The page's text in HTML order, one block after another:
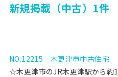
新規掲載（中古）1件
NO.12215 木更津市中古住宅
☆木更津市のJR木更津駅から約